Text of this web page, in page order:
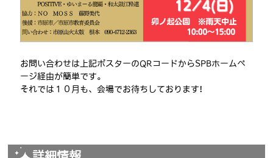
お問い合わせは上記ポスターのQRコードからSPBホームぺ
ージ経由が簡単です。
それでは１０月も、会場でお待ちしております!